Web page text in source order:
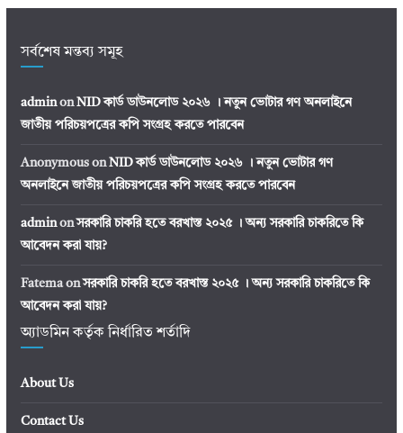
সর্বশেষ মন্তব্য সমূহ
adminonNID কার্ড ডাউনলোড ২০২৬ । নতুন ভোটার গণ অনলাইনে
জাতীয় পরিচয়পত্রের কপি সংগ্রহ করতে পারবেন
AnonymousonNID কার্ড ডাউনলোড ২০২৬ । নতুন ভোটার গণ
অনলাইনে জাতীয় পরিচয়পত্রের কপি সংগ্রহ করতে পারবেন
adminonসরকারি চাকরি হতে বরখাস্ত ২০২৫ । অন্য সরকারি চাকরিতে কি
আবেদন করা যায়?
Fatemaonসরকারি চাকরি হতে বরখাস্ত ২০২৫ । অন্য সরকারি চাকরিতে কি
আবেদন করা যায়?
অ্যাডমিন কর্তৃক নির্ধারিত শর্তাদি
About Us
Contact Us